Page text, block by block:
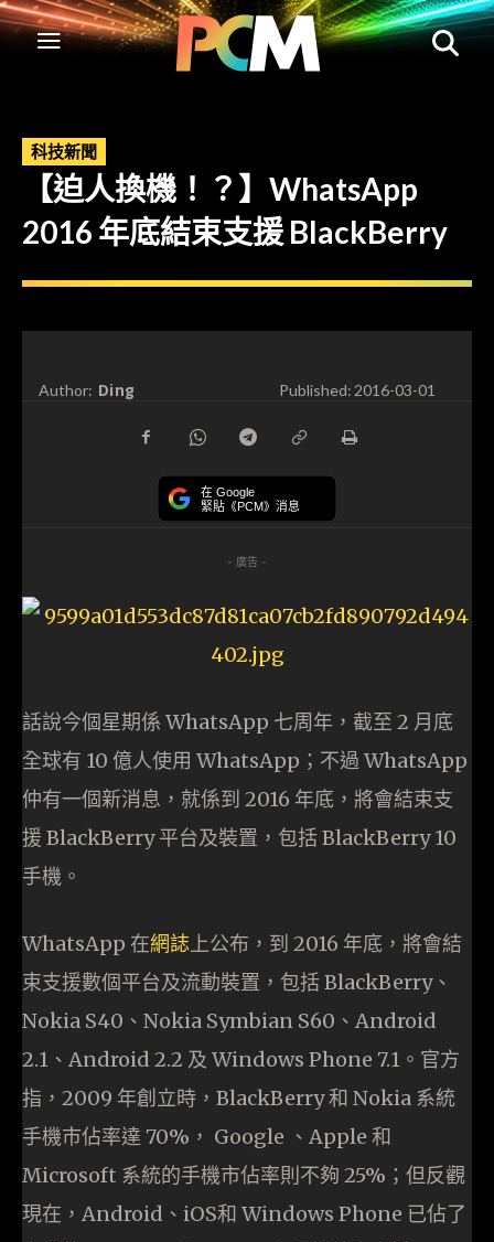
科技新聞
【迫人換機！？】WhatsApp
2016 年底結束支援 BlackBerry
Author: Ding Published:2016-03-01
在 Google
緊貼《PCM》消息
- 廣告 -
話說今個星期係 WhatsApp 七周年，截至 2 月底
全球有 10 億人使用 WhatsApp；不過 WhatsApp
仲有一個新消息，就係到 2016 年底，將會結束支
援 BlackBerry 平台及裝置，包括 BlackBerry 10
手機。
WhatsApp 在網誌上公布，到 2016 年底，將會結
束支援數個平台及流動裝置，包括 BlackBerry、
Nokia S40、Nokia Symbian S60、Android
2.1、Android 2.2 及 Windows Phone 7.1。官方
指，2009 年創立時，BlackBerry 和 Nokia 系統
手機市佔率達 70%， Google 、Apple 和
Microsoft 系統的手機市佔率則不夠 25%；但反觀
現在，Android、iOS和 Windows Phone 已佔了